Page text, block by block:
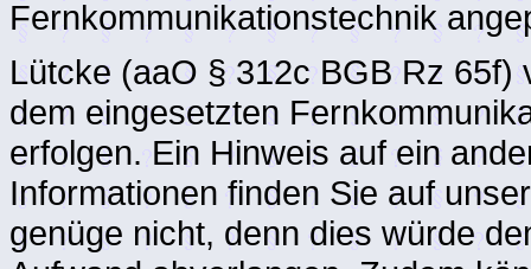
Fernkommunikationstechnik
Lütcke (aaO § 312c BGB Rz
dem eingesetzten
erfolgen. Ein Hinweis auf ein
Informationen finden Sie auf
genüge nicht, denn dies würde